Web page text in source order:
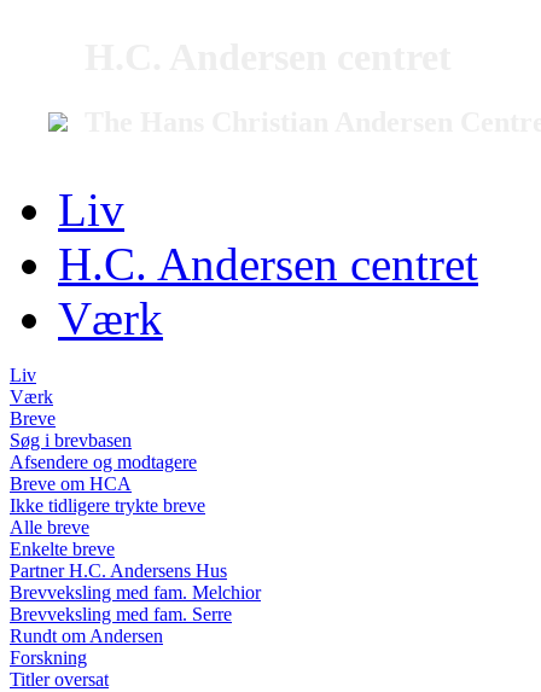
Liv
H.C. Andersen centret
Værk
Liv
Værk
Breve
Søg i brevbasen
Afsendere og modtagere
Breve om HCA
Ikke tidligere trykte breve
Alle breve
Enkelte breve
Partner H.C. Andersens Hus
Brevveksling med fam. Melchior
Brevveksling med fam. Serre
Rundt om Andersen
Forskning
Titler oversat